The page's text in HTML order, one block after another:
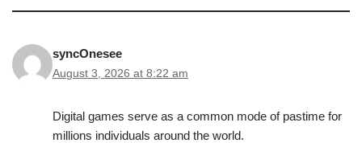
syncOnesee
August 3, 2026 at 8:22 am
Digital games serve as a common mode of pastime for
millions individuals around the world.